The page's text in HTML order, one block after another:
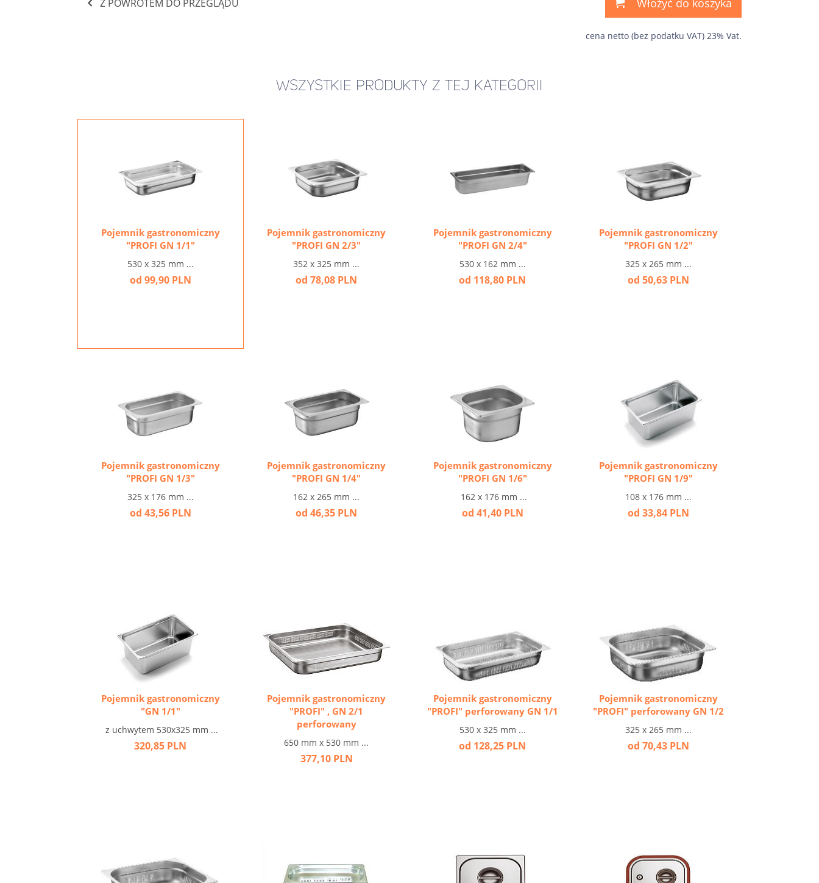
Włożyć do koszyka
cena netto (bez podatku VAT) 23% Vat.
Z POWROTEM DO PRZEGLĄDU
WSZYSTKIE PRODUKTY Z TEJ KATEGORII
Pojemnik gastronomiczny
"PROFI GN 1/1"
530 x 325 mm ...
od 99,90 PLN
Pojemnik gastronomiczny
"PROFI GN 2/3"
352 x 325 mm ...
od 78,08 PLN
Pojemnik gastronomiczny
"PROFI GN 2/4"
530 x 162 mm ...
od 118,80 PLN
Pojemnik gastronomiczny
"PROFI GN 1/2"
325 x 265 mm ...
od 50,63 PLN
Pojemnik gastronomiczny
"PROFI GN 1/3"
325 x 176 mm ...
od 43,56 PLN
Pojemnik gastronomiczny
"PROFI GN 1/4"
162 x 265 mm ...
od 46,35 PLN
Pojemnik gastronomiczny
"PROFI GN 1/6"
162 x 176 mm ...
od 41,40 PLN
Pojemnik gastronomiczny
"PROFI GN 1/9"
108 x 176 mm ...
od 33,84 PLN
Pojemnik gastronomiczny
"GN 1/1"
z uchwytem 530x325 mm ...
320,85 PLN
Pojemnik gastronomiczny
"PROFI" , GN 2/1
perforowany
650 mm x 530 mm ...
377,10 PLN
Pojemnik gastronomiczny
"PROFI" perforowany GN 1/1
530 x 325 mm ...
od 128,25 PLN
Pojemnik gastronomiczny
"PROFI" perforowany GN 1/2
325 x 265 mm ...
od 70,43 PLN